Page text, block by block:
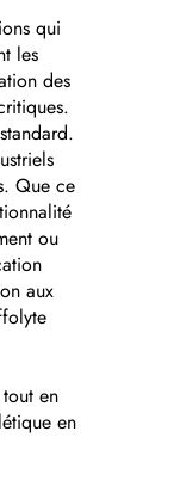
qui
les
des
Que ce
ou
aux
en
en